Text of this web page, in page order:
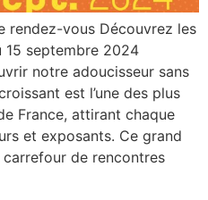
rendez-vous Découvrez les
15 septembre 2024
notre adoucisseur sans
est l’une des plus
France, attirant chaque
et exposants. Ce grand
de rencontres